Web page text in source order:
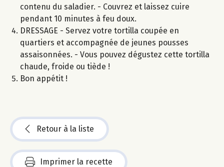
contenu du saladier. - Couvrez et laissez cuire
pendant 10 minutes à feu doux.
DRESSAGE - Servez votre tortilla coupée en
quartiers et accompagnée de jeunes pousses
assaisonnées. - Vous pouvez dégustez cette tortilla
chaude, froide ou tiède !
Bon appétit !
Retour à la liste
Imprimer la recette